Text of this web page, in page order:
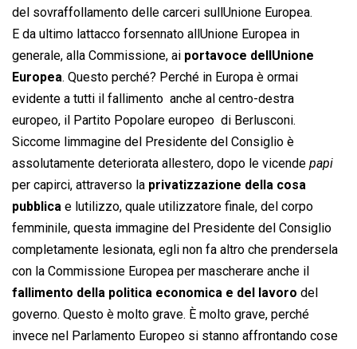
del sovraffollamento delle carceri sullUnione Europea.
E da ultimo lattacco forsennato allUnione Europea in
generale, alla Commissione, ai portavoce dellUnione
Europea. Questo perché? Perché in Europa è ormai
evidente a tutti il fallimento  anche al centro-destra
europeo, il Partito Popolare europeo  di Berlusconi.
Siccome limmagine del Presidente del Consiglio è
assolutamente deteriorata allestero, dopo le vicende  papi
per capirci, attraverso la privatizzazione della cosa
pubblica e lutilizzo, quale utilizzatore finale, del corpo
femminile, questa immagine del Presidente del Consiglio
completamente lesionata, egli non fa altro che prendersela
con la Commissione Europea per mascherare anche il
fallimento della politica economica e del lavoro del
governo. Questo è molto grave. È molto grave, perché
invece nel Parlamento Europeo si stanno affrontando cose